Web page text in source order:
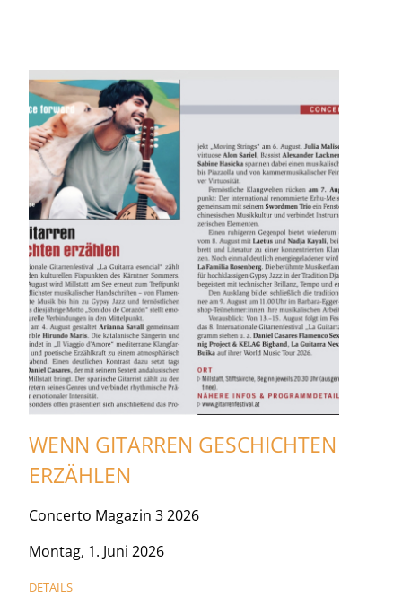
WENN GITARREN GESCHICHTEN
ERZÄHLEN
Concerto Magazin 3 2026
Montag, 1. Juni 2026
DETAILS